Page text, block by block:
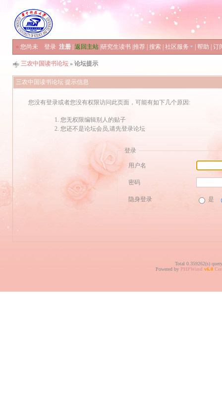
» 您尚未 登录 注册 返回主站 研究生读书 推荐 搜索 社区服务 帮助 订
三农中国读书论坛 » 论坛提示
三农中国读书论坛 提示信息
您没有登录或者您没有权限访问此页面，可能有如下几个原因:
您无权限编辑别人的贴子
您还不是论坛会员,请先登录论坛
登录
用户名
密码
隐身登录 是
Total 0.359262(s)
Powered by PHPWind v6.0